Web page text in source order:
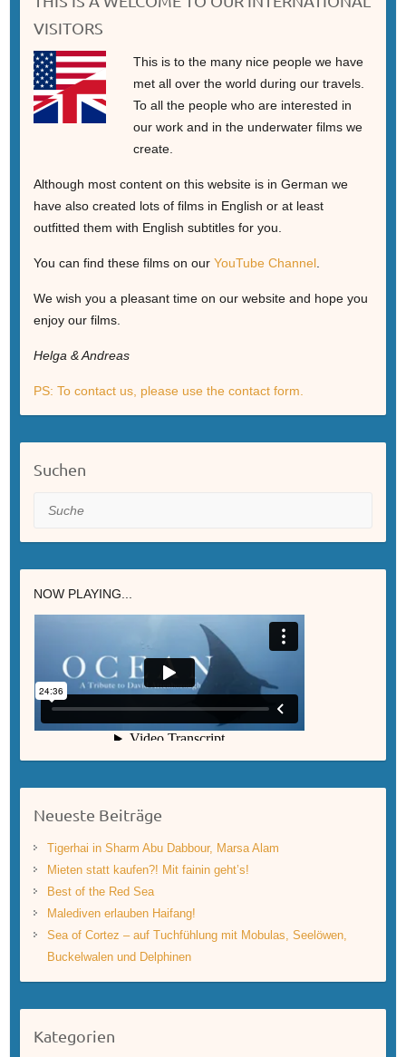
VISITORS
This is to the many nice people we have
met all over the world during our travels.
To all the people who are interested in
our work and in the underwater films we
create.
Although most content on this website is in German we
have also created lots of films in English or at least
outfitted them with English subtitles for you.
You can find these films on our YouTube Channel.
We wish you a pleasant time on our website and hope you
enjoy our films.
Helga & Andreas
PS: To contact us, please use the contact form.
Suchen
Suche
NOW PLAYING...
Neueste Beiträge
Tigerhai in Sharm Abu Dabbour, Marsa Alam
Mieten statt kaufen?! Mit fainin geht’s!
Best of the Red Sea
Malediven erlauben Haifang!
Sea of Cortez – auf Tuchfühlung mit Mobulas, Seelöwen,
Buckelwalen und Delphinen
Kategorien